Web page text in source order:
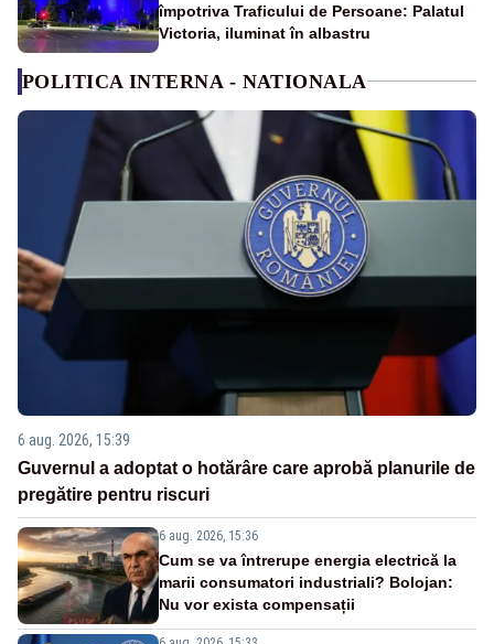
împotriva Traficului de Persoane: Palatul
Victoria, iluminat în albastru
POLITICA INTERNA - NATIONALA
6 aug. 2026, 15:39
Guvernul a adoptat o hotărâre care aprobă planurile de
pregătire pentru riscuri
6 aug. 2026, 15:36
Cum se va întrerupe energia electrică la
marii consumatori industriali? Bolojan:
Nu vor exista compensații